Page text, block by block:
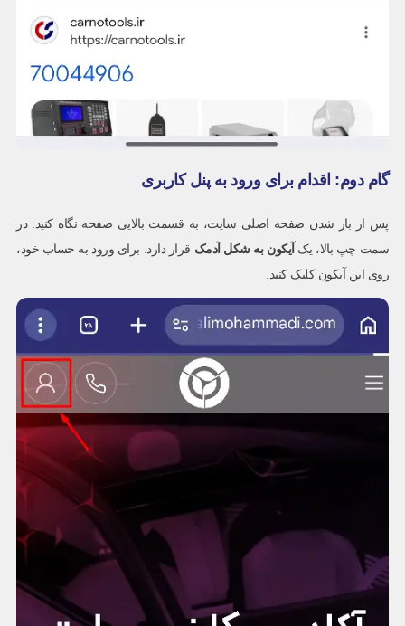
گام دوم: اقدام برای ورود به پنل کاربری
پس از باز شدن صفحه اصلی سایت، به قسمت بالایی صفحه نگاه کنید. در
سمت چپ بالا، یک آیکون به شکل آدمک قرار دارد. برای ورود به حساب خود،
روی این آیکون کلیک کنید.